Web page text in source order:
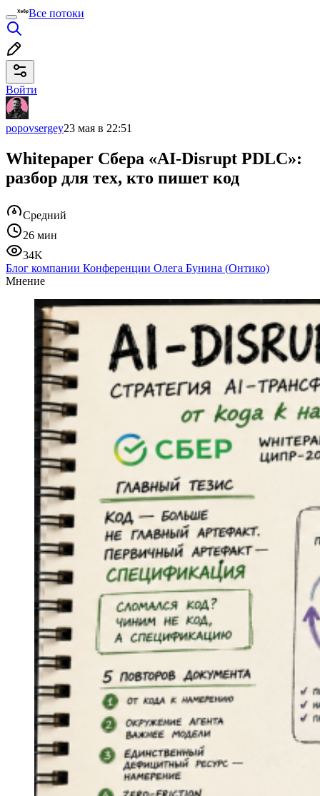
Все потоки
Войти
popovsergey23 мая в 22:51
Whitepaper Сбера «AI-Disrupt PDLC»:
разбор для тех, кто пишет код
Средний
26 мин
34K
Блог компании Конференции Олега Бунина (Онтико)
Мнение